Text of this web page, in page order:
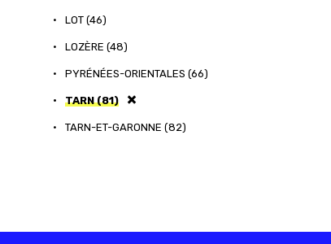
• LOT (46)
• LOZÈRE (48)
• PYRÉNÉES-ORIENTALES (66)
• TARN (81)
• TARN-ET-GARONNE (82)